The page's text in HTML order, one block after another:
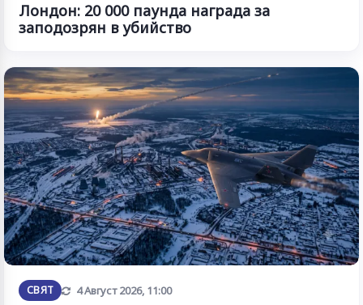
Лондон: 20 000 паунда награда за
заподозрян в убийство
СВЯТ Обновена
4 Август 2026, 11:00